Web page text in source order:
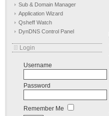
Sub & Domain Manager
Application Wizard
Qsheff Watch
DynDNS Control Panel
Login
Username
Password
Remember Me